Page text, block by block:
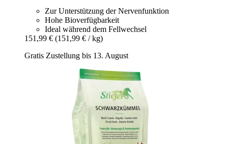
Zur Unterstützung der Nervenfunktion
Hohe Bioverfügbarkeit
Ideal während dem Fellwechsel
151,99 € (151,99 € / kg)
Gratis Zustellung bis 13. August